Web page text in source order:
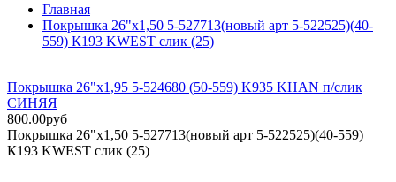
Главная
Покрышка 26"х1,50 5-527713(новый арт 5-522525)(40-
559) К193 KWEST слик (25)
Покрышка 26"х1,95 5-524680 (50-559) K935 KHAN п/слик
СИНЯЯ
800.00руб
Покрышка 26"х1,50 5-527713(новый арт 5-522525)(40-559)
К193 KWEST слик (25)